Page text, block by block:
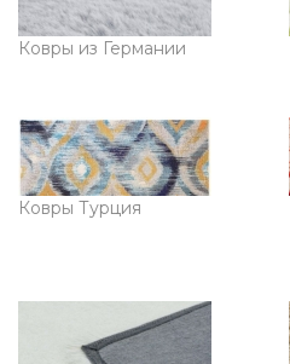
Ковры из Германии
Ковры Турция